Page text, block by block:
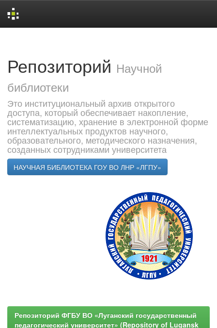
Репозиторий Научной
библиотеки
Это институциональный архив открытого
доступа, который обеспечивает накопление,
систематизацию, хранение в электронной форме
интеллектуальных продуктов научного,
образовательного, методического назначения,
созданных сотрудниками университета
НАУЧНАЯ БИБЛИОТЕКА ГОУ ВО ЛНР «ЛГПУ»
Репозиторий ФГБУ ВО «Луганский государственный
педагогический университет» (Repository of Lugansk